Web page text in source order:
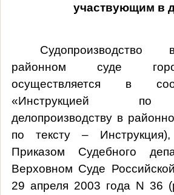
участвующим в
районном суде
осуществляется в
«Инструкцией по
делопроизводству в
по тексту – Инструкция),
Приказом Судебного
Верховном Суде
29 апреля 2003 года N 36